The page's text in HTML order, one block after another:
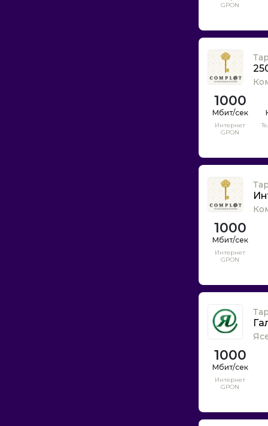
GPON
1000
Интернет
GPON
1000
Интернет
GPON
1000
Интернет
GPON